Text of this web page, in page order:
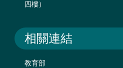
四樓）
相關連結
教育部